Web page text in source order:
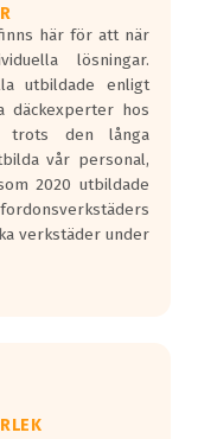
här för att när
lösningar.
utbildade enligt
däckexperter hos
den långa
vår personal,
2020 utbildade
verkstäder under